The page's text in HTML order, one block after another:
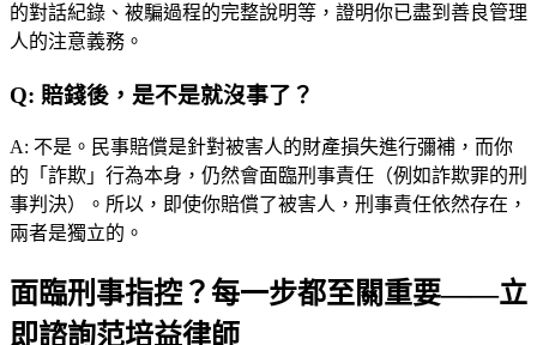
的對話紀錄、被騙過程的完整說明等，證明你已盡到善良管理
人的注意義務。
Q: 賠錢後，是不是就沒事了？
A: 不是。民事賠償是針對被害人的財產損失進行彌補，而你
的「詐欺」行為本身，仍然會面臨刑事責任（例如詐欺罪的刑
事判決）。所以，即使你賠償了被害人，刑事責任依然存在，
兩者是獨立的。
面臨刑事指控？每一步都至關重要——立
即諮詢范培益律師